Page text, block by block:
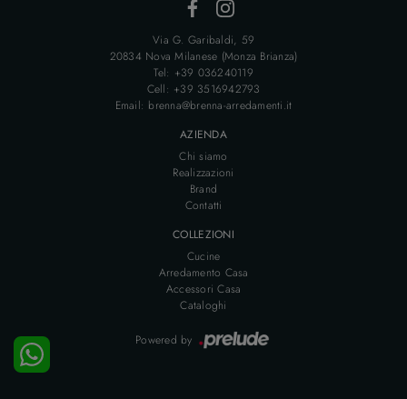
Via G. Garibaldi, 59
20834 Nova Milanese (Monza Brianza)
Tel: +39 036240119
Cell: +39 3516942793
Email: brenna@brenna-arredamenti.it
AZIENDA
Chi siamo
Realizzazioni
Brand
Contatti
COLLEZIONI
Cucine
Arredamento Casa
Accessori Casa
Cataloghi
Powered by